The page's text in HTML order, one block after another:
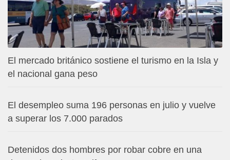
El mercado británico sostiene el turismo en la Isla y
el nacional gana peso
El desempleo suma 196 personas en julio y vuelve
a superar los 7.000 parados
Detenidos dos hombres por robar cobre en una